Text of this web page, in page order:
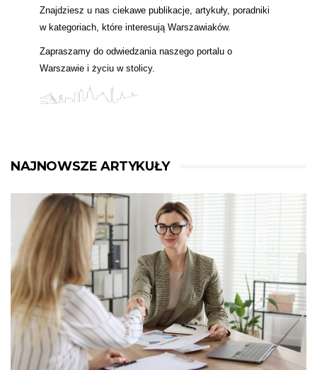
Znajdziesz u nas ciekawe publikacje, artykuły, poradniki
w kategoriach, które interesują Warszawiaków.
Zapraszamy do odwiedzania naszego portalu o
Warszawie i życiu w stolicy.
NAJNOWSZE ARTYKUŁY